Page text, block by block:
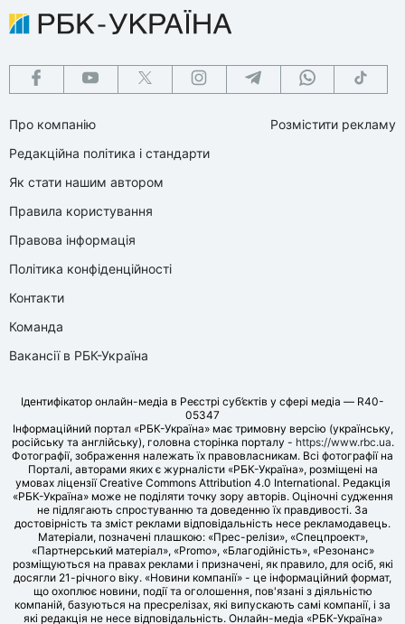
Про компанію
Редакційна політика і стандарти
Як стати нашим автором
Правила користування
Правова інформація
Політика конфіденційності
Контакти
Команда
Вакансії в РБК-Україна
Розмістити рекламу
Ідентифікатор онлайн-медіа в Реєстрі суб’єктів у сфері медіа — R40-
05347
Інформаційний портал «РБК-Україна» має тримовну версію (українську,
російську та англійську), головна сторінка порталу - https://www.rbc.ua.
Фотографії, зображення належать їх правовласникам. Всі фотографії на
Порталі, авторами яких є журналісти «РБК-Україна», розміщені на
умовах ліцензії Creative Commons Attribution 4.0 International. Редакція
«РБК-Україна» може не поділяти точку зору авторів. Оціночні судження
не підлягають спростуванню та доведенню їх правдивості. За
достовірність та зміст реклами відповідальність несе рекламодавець.
Матеріали, позначені плашкою: «Прес-релізи», «Спецпроект»,
«Партнерський матеріал», «Promo», «Благодійність», «Резонанс»
розміщуються на правах реклами і призначені, як правило, для осіб, які
досягли 21-річного віку. «Новини компанії» - це інформаційний формат,
що охоплює новини, події та оголошення, пов'язані з діяльністю
компаній, базуються на пресрелізах, які випускають самі компанії, і за
які редакція не несе відповідальність. Онлайн-медіа «РБК-Україна»